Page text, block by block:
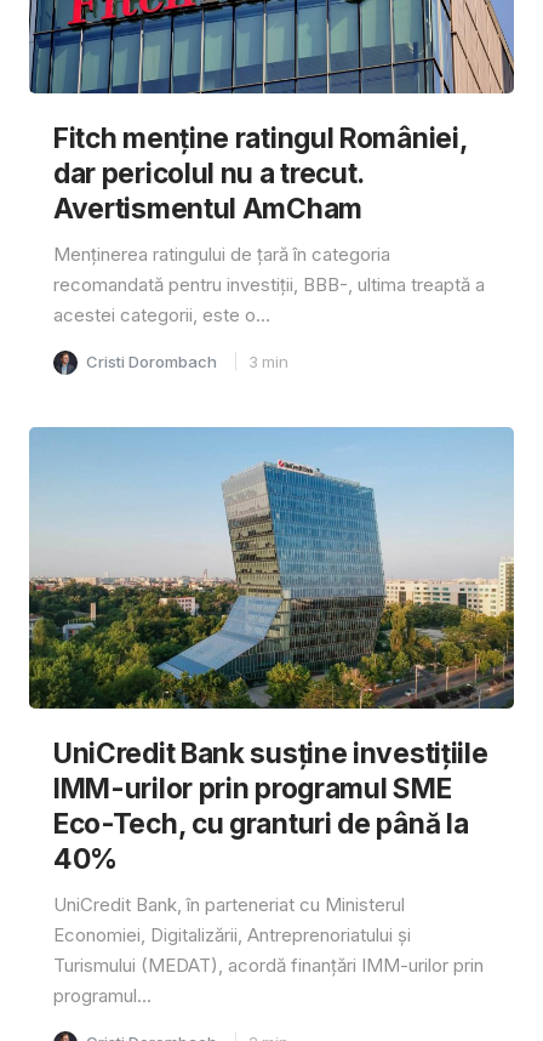
Fitch menține ratingul României,
dar pericolul nu a trecut.
Avertismentul AmCham
Menținerea ratingului de țară în categoria
recomandată pentru investiții, BBB-, ultima treaptă a
acestei categorii, este o...
Cristi Dorombach 3 min
UniCredit Bank susține investițiile
IMM-urilor prin programul SME
Eco-Tech, cu granturi de până la
40%
UniCredit Bank, în parteneriat cu Ministerul
Economiei, Digitalizării, Antreprenoriatului și
Turismului (MEDAT), acordă finanțări IMM-urilor prin
programul...